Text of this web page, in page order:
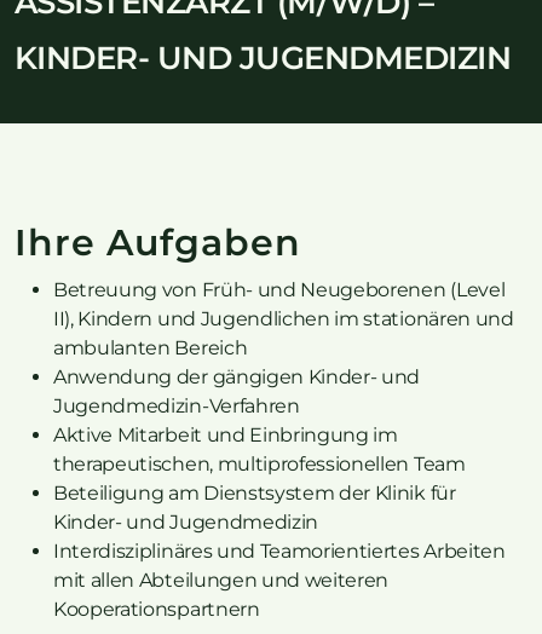
KINDER- UND JUGENDMEDIZIN
Ihre Aufgaben
Betreuung von Früh- und Neugeborenen (Level
II), Kindern und Jugendlichen im stationären und
ambulanten Bereich
Anwendung der gängigen Kinder- und
Jugendmedizin-Verfahren
Aktive Mitarbeit und Einbringung im
therapeutischen, multiprofessionellen Team
Beteiligung am Dienstsystem der Klinik für
Kinder- und Jugendmedizin
Interdisziplinäres und Teamorientiertes Arbeiten
mit allen Abteilungen und weiteren
Kooperationspartnern